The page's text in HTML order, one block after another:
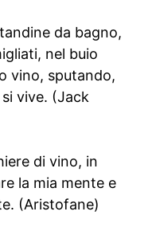
da bagno,
nel buio
vino, sputando,
vive. (Jack
di vino, in
la mia mente e
(Aristofane)